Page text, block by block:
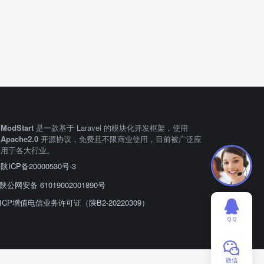
ModStart 是一款基于 Laravel 的模块化开发框架，使用
Apache2.0 开源协议，免费且不限商业使用，目前被广泛应
用于各大行业。
陕ICP备20000530号-3
陕公网安备 61019002001890号
ICP增值电信业务许可证（陕B2-20220309）
ＱＱ
微信